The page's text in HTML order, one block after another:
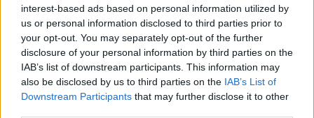
interest-based ads based on personal information utilized by
us or personal information disclosed to third parties prior to
your opt-out. You may separately opt-out of the further
disclosure of your personal information by third parties on the
IAB’s list of downstream participants. This information may
also be disclosed by us to third parties on the IAB’s List of
Downstream Participants that may further disclose it to other